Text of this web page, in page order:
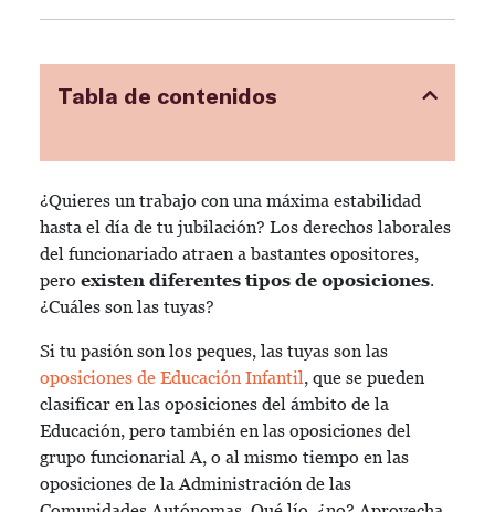
Tabla de contenidos
¿Quieres un trabajo con una máxima estabilidad
hasta el día de tu jubilación? Los derechos laborales
del funcionariado atraen a bastantes opositores,
pero existen diferentes tipos de oposiciones.
¿Cuáles son las tuyas?
Si tu pasión son los peques, las tuyas son las
oposiciones de Educación Infantil, que se pueden
clasificar en las oposiciones del ámbito de la
Educación, pero también en las oposiciones del
grupo funcionarial A, o al mismo tiempo en las
oposiciones de la Administración de las